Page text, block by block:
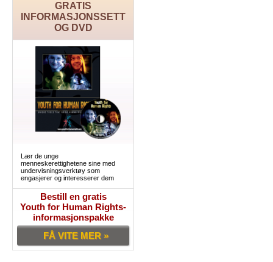
GRATIS
INFORMASJONSSETT
OG DVD
Lær de unge
menneskerettighetene sine med
undervisningsverktøy som
engasjerer og interesserer dem
Bestill en gratis
Youth for Human Rights-
informasjonspakke
FÅ VITE MER »